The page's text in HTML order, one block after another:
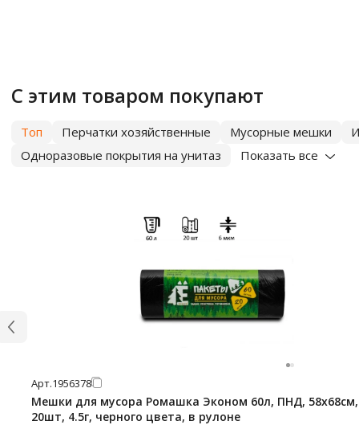
С этим товаром покупают
Топ Перчатки хозяйственные Мусорные мешки
Одноразовые покрытия на унитаз
Показать все
Арт.1956378
Мешки для мусора Ромашка Эконом 60л, ПНД,
20шт, 4.5г, черного цвета, в рулоне